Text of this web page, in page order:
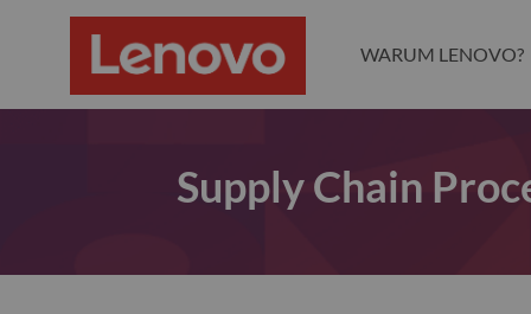
WARUM LENOVO?
Supply Chain